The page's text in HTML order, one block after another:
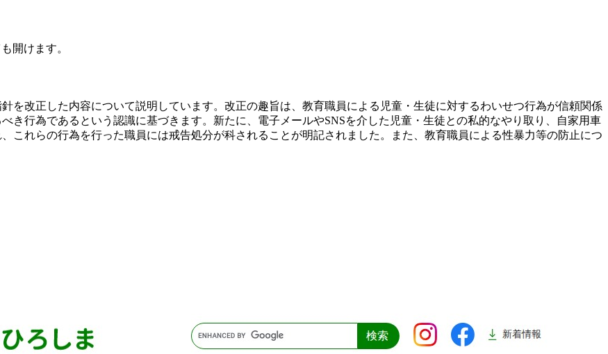
開けます。
を改正した内容について説明しています。改正の趣旨は、教育職員による児童・生徒に対するわいせつ行為が信頼関係
き行為であるという認識に基づきます。新たに、電子メールやSNSを介した児童・生徒との私的なやり取り、自家用車
これらの行為を行った職員には戒告処分が科されることが明記されました。また、教育職員による性暴力等の防止につ